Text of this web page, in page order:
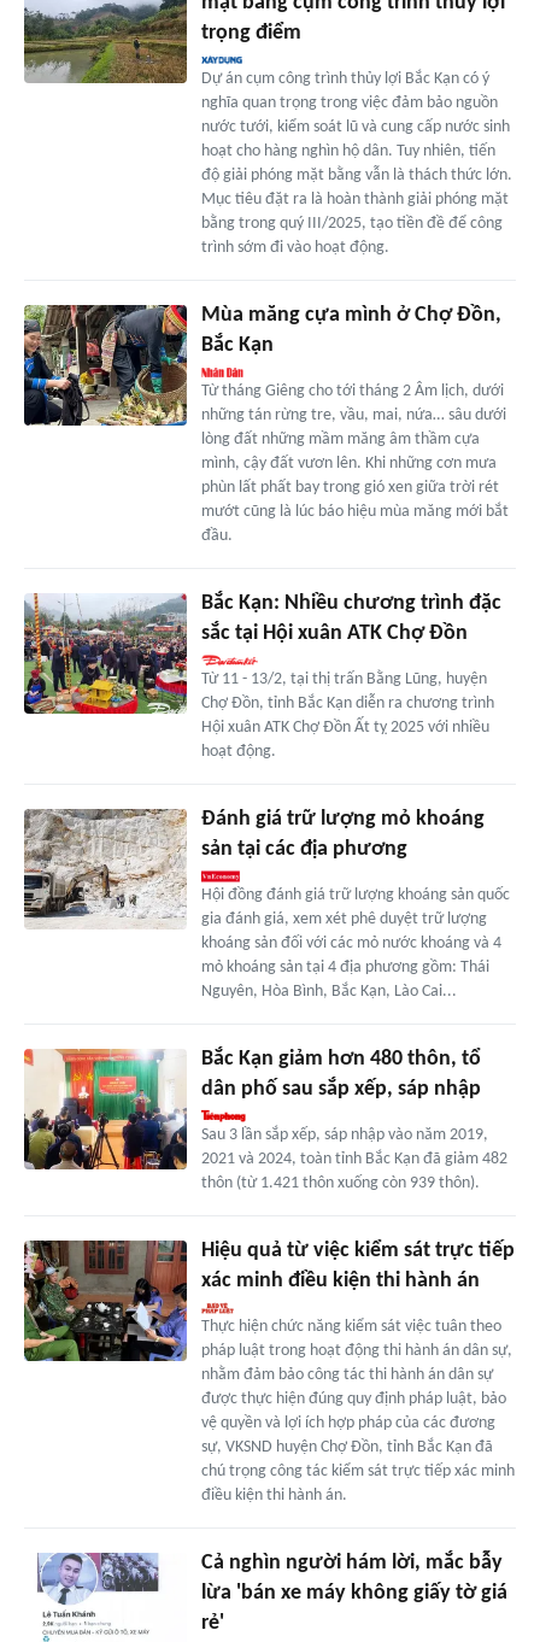
trọng điểm
Dự án cụm công trình thủy lợi Bắc Kạn có ý
nghĩa quan trọng trong việc đảm bảo nguồn
nước tưới, kiểm soát lũ và cung cấp nước sinh
hoạt cho hàng nghìn hộ dân. Tuy nhiên, tiến
độ giải phóng mặt bằng vẫn là thách thức lớn.
Mục tiêu đặt ra là hoàn thành giải phóng mặt
bằng trong quý III/2025, tạo tiền đề để công
trình sớm đi vào hoạt động.
Mùa măng cựa mình ở Chợ Đồn,
Bắc Kạn
Từ tháng Giêng cho tới tháng 2 Âm lịch, dưới
những tán rừng tre, vầu, mai, nứa… sâu dưới
lòng đất những mầm măng âm thầm cựa
mình, cậy đất vươn lên. Khi những cơn mưa
phùn lất phất bay trong gió xen giữa trời rét
mướt cũng là lúc báo hiệu mùa măng mới bắt
đầu.
Bắc Kạn: Nhiều chương trình đặc
sắc tại Hội xuân ATK Chợ Đồn
Từ 11 - 13/2, tại thị trấn Bằng Lũng, huyện
Chợ Đồn, tỉnh Bắc Kạn diễn ra chương trình
Hội xuân ATK Chợ Đồn Ất tỵ 2025 với nhiều
hoạt động.
Đánh giá trữ lượng mỏ khoáng
sản tại các địa phương
Hội đồng đánh giá trữ lượng khoáng sản quốc
gia đánh giá, xem xét phê duyệt trữ lượng
khoáng sản đối với các mỏ nước khoáng và 4
mỏ khoáng sản tại 4 địa phương gồm: Thái
Nguyên, Hòa Bình, Bắc Kạn, Lào Cai...
Bắc Kạn giảm hơn 480 thôn, tổ
dân phố sau sắp xếp, sáp nhập
Sau 3 lần sắp xếp, sáp nhập vào năm 2019,
2021 và 2024, toàn tỉnh Bắc Kạn đã giảm 482
thôn (từ 1.421 thôn xuống còn 939 thôn).
Hiệu quả từ việc kiểm sát trực tiếp
xác minh điều kiện thi hành án
Thực hiện chức năng kiểm sát việc tuân theo
pháp luật trong hoạt động thi hành án dân sự,
nhằm đảm bảo công tác thi hành án dân sự
được thực hiện đúng quy định pháp luật, bảo
vệ quyền và lợi ích hợp pháp của các đương
sự, VKSND huyện Chợ Đồn, tỉnh Bắc Kạn đã
chú trọng công tác kiểm sát trực tiếp xác minh
điều kiện thi hành án.
Cả nghìn người hám lời, mắc bẫy
lừa 'bán xe máy không giấy tờ giá
rẻ'